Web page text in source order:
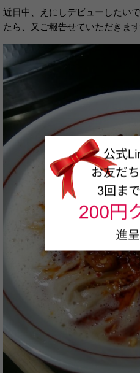
近日中、えにしデビューしたい
たら、又ご報告せていただきま